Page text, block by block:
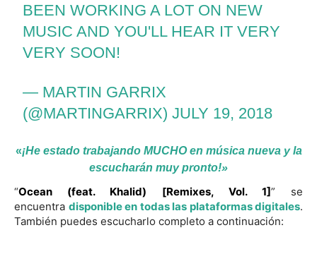
BEEN WORKING A LOT ON NEW
MUSIC AND YOU'LL HEAR IT VERY
VERY SOON!
— MARTIN GARRIX
(@MARTINGARRIX)JULY 19, 2018
«¡He estado trabajando MUCHO en música nueva y la
escucharán muy pronto!»
“Ocean (feat. Khalid) [Remixes, Vol. 1]” se
encuentra disponible en todas las plataformas digitales.
También puedes escucharlo completo a continuación: